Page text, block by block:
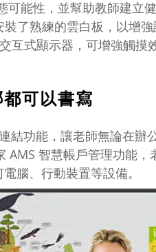
可能性，並幫助教師建立
了熟練的雲白板，以增
互式顯示器，可增強觸
可以書寫
結功能，讓老師無論在
AMS 智慧帳戶管理功能
腦、行動裝置等設備。